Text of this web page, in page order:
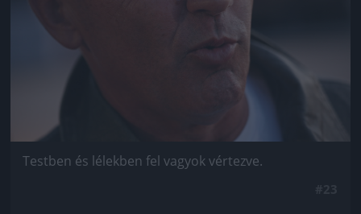
Testben és lélekben fel vagyok vértezve.